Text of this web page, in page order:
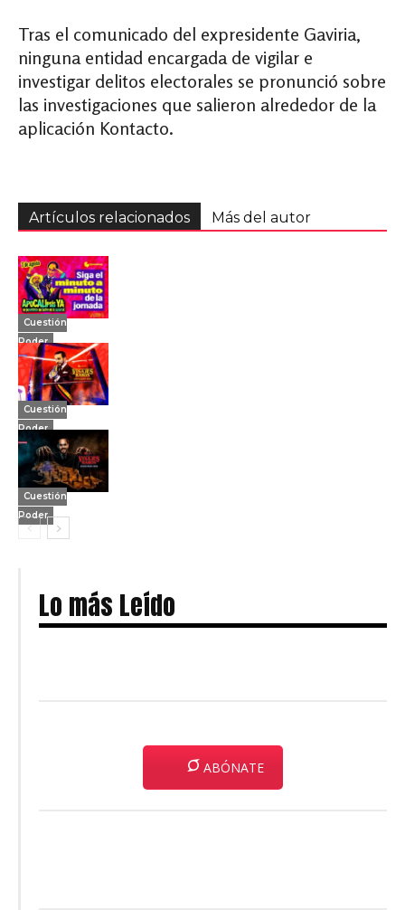
Tras el comunicado del expresidente Gaviria,
ninguna entidad encargada de vigilar e
investigar delitos electorales se pronunció sobre
las investigaciones que salieron alrededor de la
aplicación Kontacto.
Artículos relacionados Más del autor
Cuestión
Poder
Cuestión
Poder
Cuestión
Poder
Lo más Leído
ABÓNATE